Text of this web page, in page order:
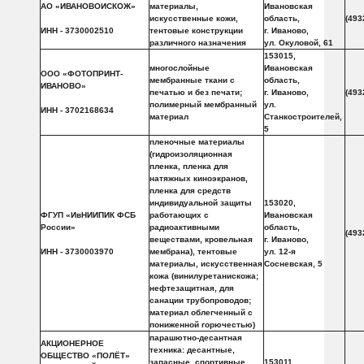
АО «ИВАНОВОИСКОЖ»
ИНН - 3730002510
материалы,
искусственные кожи,
тентовые конструкции
различного назначения
Ивановская
область,
г. Иваново,
ул. Окуловой, 61
ООО «ФОТОПРИНТ-
ИВАНОВО»
ИНН - 3702168634
многослойные
мембранные ткани с
печатью и без печати;
полимерный мембранный
материал
153015,
Ивановская
область,
г. Иваново,
ул.
Станкостроителей,
5
ФГУП «ИвНИИПИК ФСБ
России»
ИНН - 3730003970
пленочные материалы
(гидроизоляционная
пленка, пленка для
натяжных киноэкранов,
пленка для средств
индивидуальной защиты
работающих с
радиоактивными
веществами, кровельная
мембрана), тентовые
материалы, искусственная
кожа (винилуретанискожа;
нефтезащитная, для
санации трубопроводов;
материал облегченный с
пониженной горючестью)
153020,
Ивановская
область,
г. Иваново,
ул. 12-я
Сосневская, 5
АКЦИОНЕРНОЕ
ОБЩЕСТВО «ПОЛЁТ»
парашютно-десантная
техника: десантные,
запасные, спортивные,
153011,